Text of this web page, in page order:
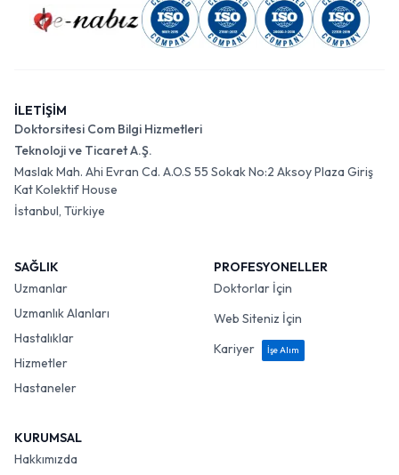
İLETİŞİM
Doktorsitesi Com Bilgi Hizmetleri
Teknoloji ve Ticaret A.Ş.
Maslak Mah. Ahi Evran Cd. A.O.S 55 Sokak No:2 Aksoy Plaza Giriş
Kat Kolektif House
İstanbul, Türkiye
SAĞLIK
Uzmanlar
Uzmanlık Alanları
Hastalıklar
Hizmetler
Hastaneler
PROFESYONELLER
Doktorlar İçin
Web Siteniz İçin
Kariyer
İşe Alım
KURUMSAL
Hakkımızda